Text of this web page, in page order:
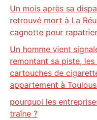
Un mois après sa
retrouvé mort à La
cagnotte pour
Un homme vient
remontant sa piste,
cartouches de
appartement à
pourquoi les
traîne ?